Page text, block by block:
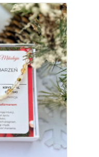
Opcje
można
wybrać
na
stronie
produktu